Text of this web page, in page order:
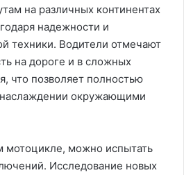
на различных континентах
надежности и
техники. Водители отмечают
на дороге и в сложных
что позволяет полностью
наслаждении окружающими
мотоцикле, можно испытать
Исследование новых